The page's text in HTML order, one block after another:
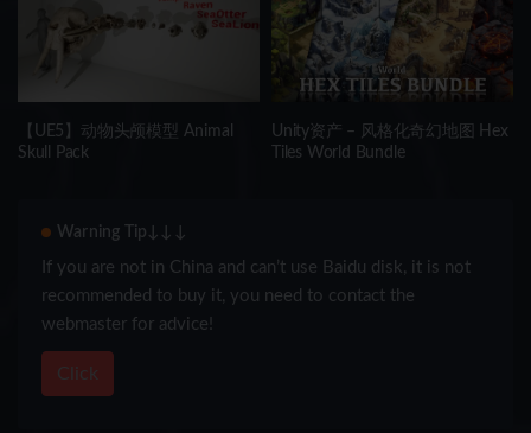
【UE5】动物头颅模型 Animal
Skull Pack
Unity资产 – 风格化奇幻地图 Hex
Tiles World Bundle
Warning Tip↓↓↓
If you are not in China and can’t use Baidu disk, it is not
recommended to buy it, you need to contact the
webmaster for advice!
Click